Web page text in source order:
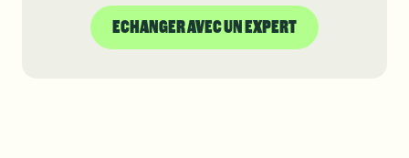
ECHANGER AVEC UN EXPERT